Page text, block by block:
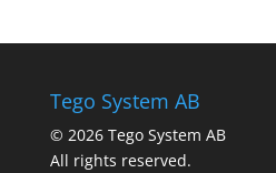
Tego System AB
© 2026 Tego System AB
All rights reserved.